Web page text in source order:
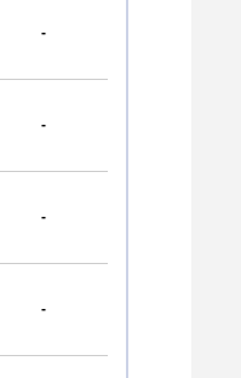
-
-
-
-